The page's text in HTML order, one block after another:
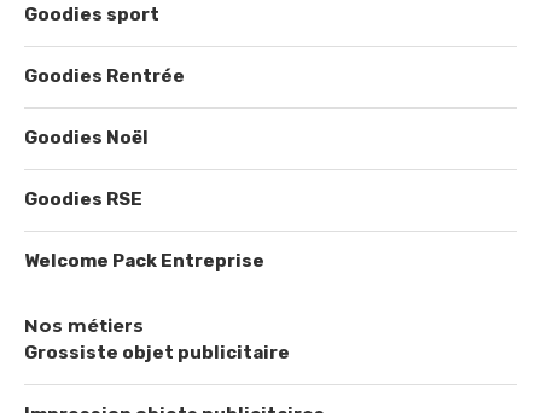
Goodies sport
Goodies Rentrée
Goodies Noël
Goodies RSE
Welcome Pack Entreprise
Nos métiers
Grossiste objet publicitaire